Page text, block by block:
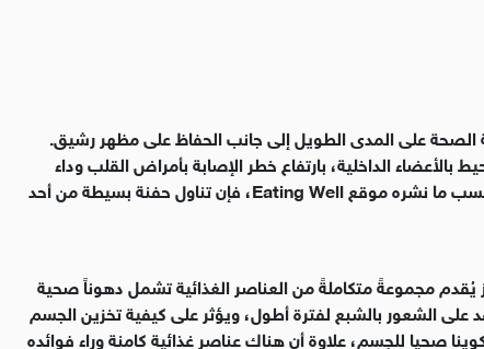
الصحة على المدى الطويل إلى جانب الحفاظ على مظهر رشيق.
بالأعضاء الداخلية، بارتفاع خطر الإصابة بأمراض القلب وداء
السكري من النوع الثاني وأمراض مزمنة أخرى. وبحسب ما نشره موقع Eating Well، فإن تناول حفنة بسيطة من أحد
مجموعةً متكاملةً من العناصر الغذائية تشمل دهوناً صحية
على الشعور بالشبع لفترة أطول، ويؤثر على كيفية تخزين الجسم
صحيا للجسم، علاوة أن هناك عناصر غذائية كامنة وراء فوائده